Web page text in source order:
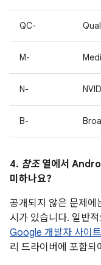
QC-
M-
N-
B-
4. 참조열에서
미하나요?
공개되지 않은 문제에
시가 있습니다. 일반
Google 개발자 사이트
리 드라이버에 포함되